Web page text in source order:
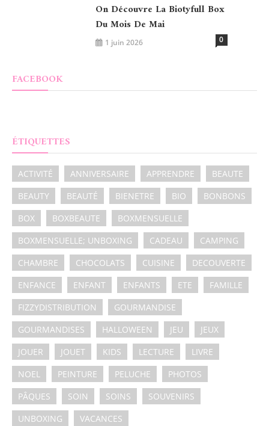
On Découvre La Biotyfull Box
Du Mois De Mai
1 juin 2026 0
FACEBOOK
ÉTIQUETTES
ACTIVITÉ ANNIVERSAIRE APPRENDRE
BEAUTE
BEAUTY
BEAUTÉ BIENETRE BIO
BONBONS
BOX
BOXBEAUTE
BOXMENSUELLE
BOXMENSUELLE; UNBOXING
CADEAU
CAMPING
CHAMBRE
CHOCOLATS CUISINE
DECOUVERTE
ENFANCE
ENFANT ENFANTS ETE
FAMILLE
FIZZYDISTRIBUTION
GOURMANDISE
GOURMANDISES
HALLOWEEN JEU
JEUX
JOUER
JOUET KIDS LECTURE
LIVRE
NOEL
PEINTURE PELUCHE
PHOTOS
PÂQUES
SOIN SOINS
SOUVENIRS
UNBOXING
VACANCES